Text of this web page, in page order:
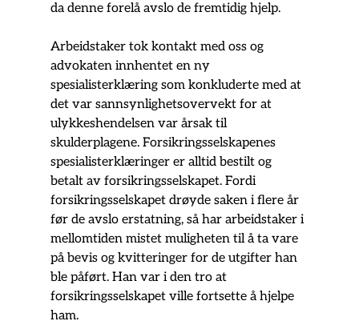
da denne forelå avslo de fremtidig hjelp.
Arbeidstaker tok kontakt med oss og
advokaten innhentet en ny
spesialisterklæring som konkluderte med at
det var sannsynlighetsovervekt for at
ulykkeshendelsen var årsak til
skulderplagene. Forsikringsselskapenes
spesialisterklæringer er alltid bestilt og
betalt av forsikringsselskapet. Fordi
forsikringsselskapet drøyde saken i flere år
før de avslo erstatning, så har arbeidstaker i
mellomtiden mistet muligheten til å ta vare
på bevis og kvitteringer for de utgifter han
ble påført. Han var i den tro at
forsikringsselskapet ville fortsette å hjelpe
ham.